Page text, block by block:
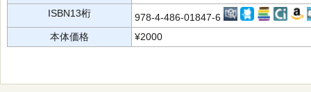
ISBN13桁
978-4-486-01847-6
本体価格
¥2000